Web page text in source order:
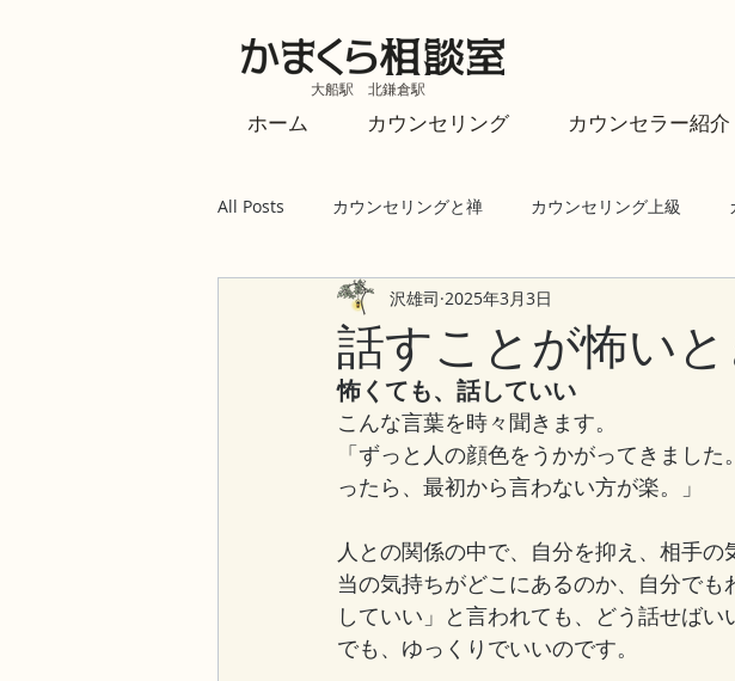
大船駅 北鎌倉駅
ホーム カウンセリング カウンセラー紹介
All Posts カウンセリングと禅 カウンセリング上級
話すことが怖いと
沢雄司 2025年3月3日
怖くても、話していい
こんな言葉を時々聞きます。
「ずっと人の顔色をうかがってきまし
ったら、最初から言わない方が楽。」
人との関係の中で、自分を抑え、相手
当の気持ちがどこにあるのか、自分で
していい」と言われても、どう話せばい
でも、ゆっくりでいいのです。